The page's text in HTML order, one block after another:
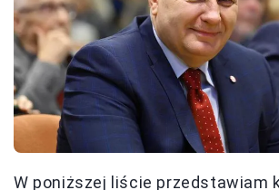
W poniższej liście przedstawiam